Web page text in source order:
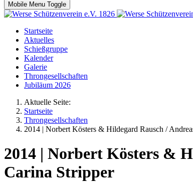
Mobile Menu Toggle
Startseite
Aktuelles
Schießgruppe
Kalender
Galerie
Throngesellschaften
Jubiläum 2026
Aktuelle Seite:
Startseite
Throngesellschaften
2014 | Norbert Kösters & Hildegard Rausch /
2014 | Norbert Kösters &
Carina Stripper